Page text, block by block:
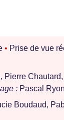
• Prise de vue
Pierre
: Pascal
Boudaud,